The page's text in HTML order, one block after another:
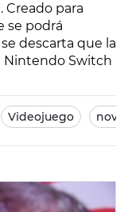
. Creado para
se podrá
descarta que la
Nintendo Switch
Videojuego